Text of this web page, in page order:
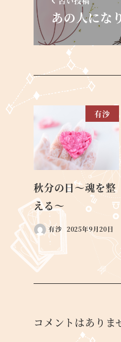
あの人にな
有沙
秋分の日～魂を整
える～
有沙 2025年9月20日
コメントはありま